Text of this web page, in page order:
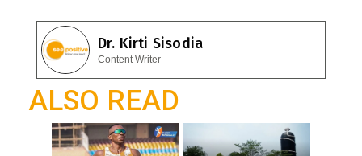
b
o
o
k
s
A
p
e
gr
a
m
Dr. Kirti Sisodia
Content Writer
ALSO READ